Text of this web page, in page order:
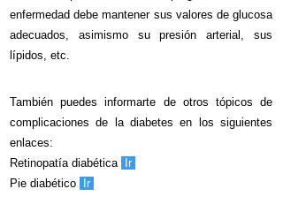
enfermedad debe mantener sus valores de glucosa
adecuados, asimismo su presión arterial, sus
lípidos, etc.
También puedes informarte de otros tópicos de
complicaciones de la diabetes en los siguientes
enlaces:
Retinopatía diabética
Ir
Pie diabético
Ir